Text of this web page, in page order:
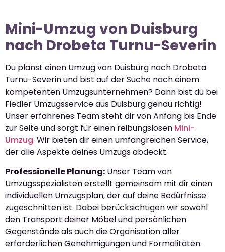
Mini-Umzug von Duisburg
nach Drobeta Turnu-Severin
Du planst einen Umzug von Duisburg nach Drobeta
Turnu-Severin und bist auf der Suche nach einem
kompetenten Umzugsunternehmen? Dann bist du bei
Fiedler Umzugsservice aus Duisburg genau richtig!
Unser erfahrenes Team steht dir von Anfang bis Ende
zur Seite und sorgt für einen reibungslosen Mini-
Umzug. Wir bieten dir einen umfangreichen Service,
der alle Aspekte deines Umzugs abdeckt.
Professionelle Planung: Unser Team von
Umzugsspezialisten erstellt gemeinsam mit dir einen
individuellen Umzugsplan, der auf deine Bedürfnisse
zugeschnitten ist. Dabei berücksichtigen wir sowohl
den Transport deiner Möbel und persönlichen
Gegenstände als auch die Organisation aller
erforderlichen Genehmigungen und Formalitäten.